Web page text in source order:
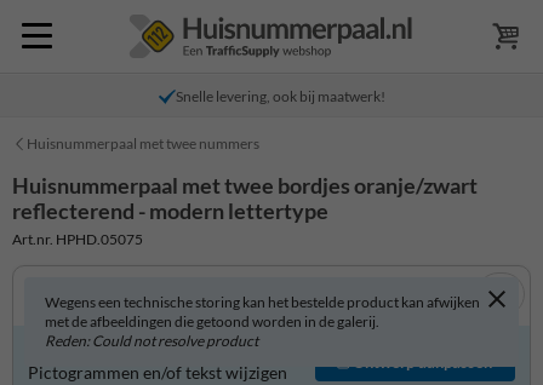
Snelle levering, ook bij maatwerk!
Huisnummerpaal met twee nummers
Huisnummerpaal met twee bordjes oranje/zwart
reflecterend - modern lettertype
Art.nr. HPHD.05075
Wegens een technische storing kan het bestelde product kan afwijken
met de afbeeldingen die getoond worden in de galerij.
Reden: Could not resolve product
Product zelf aanpassen?
Pictogrammen en/of tekst wijzigen
Ontwerp aanpassen